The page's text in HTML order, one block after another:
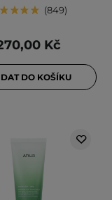
849
Kč
DO KOŠÍKU